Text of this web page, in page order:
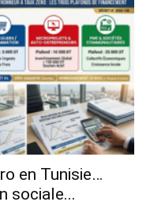
en Tunisie…
sociale...